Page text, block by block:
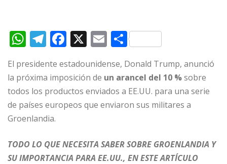
W
at
s
A
p
p
T
e
g
ra
m
F
c
e
b
o
k
X E
ai
l
C
m
p
ar
r
El presidente estadounidense, Donald Trump, anunció
la próxima imposición de un arancel del 10 %sobre
todos los productos enviados a EE.UU. para una serie
de países europeos que enviaron sus militares a
Groenlandia.
TODO LO QUE NECESITA SABER SOBRE GROENLANDIA Y
SU IMPORTANCIA PARA EE.UU., EN ESTE ARTÍCULO